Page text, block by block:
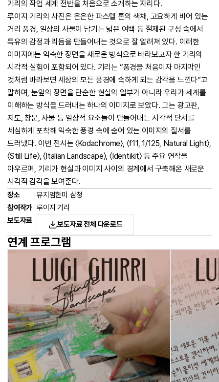
기리의 작업 세계 전반을 처음으로 소개하는 자리다.
루이지 기리의 사진은 은은한 파스텔 톤의 색채 고요하게 비어 있는
거리 풍경 일상의 사물이 남기는 넓은 여백 등 절제된 구성 속에서
특유의 감정과 리듬을 만들어내는 것으로 잘 알려져 있다. 이러한
이미지에는 익숙한 장면을 새로운 방식으로 바라보고자 한 기리의
시각적 실험이 포함되어 있다. 기리는 “풍경을 처음이자 마지막인
것처럼 바라보면 세상의 모든 풍경에 속하게 되는 감각을 느낀다”고
말하며 ,눈앞의 장면을 단순한 현실의 일부가 아니라 우리가 세계를
이해하는 방식을 드러내는 하나의 이미지로 보았다.그는 광고판
지도 ,창문 ,사물 등 일상적 요소들이 만들어내는 시각적 단서를
세심하게 포착해 익숙한 풍경 속에 숨어 있는 이미지의 질서를
드러냈다. 이번 전시는 〈Kodachrome〉 〈f11, 1/125, Natural Light〉
〈Still Life〉,〈Italian Landscape〉,〈Identikit〉 등 주요 연작을
아우르며
기리가 현실과 이미지 사이의 경계에서 구축해온 새로운
시각적 감각을 보여준다.
장소
뮤지엄한미 삼청
참여작가 루이지 기리
보도자료
보도자료 전체 다운로드
연계 프로그램